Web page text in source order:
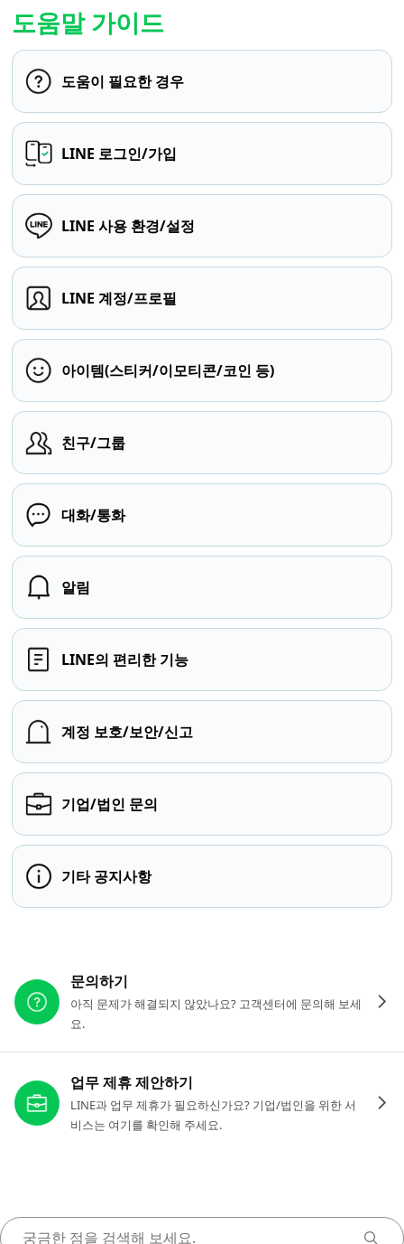
도움말 가이드
도움이 필요한 경우
LINE 로그인/가입
LINE 사용 환경/설정
LINE 계정/프로필
아이템(스티커/이모티콘/코인 등)
친구/그룹
대화/통화
알림
LINE의 편리한 기능
계정 보호/보안/신고
기업/법인 문의
기타 공지사항
문의하기
아직 문제가 해결되지 않았나요? 고객센터에 문의해 보세
요.
업무 제휴 제안하기
LINE과 업무 제휴가 필요하신가요? 기업/법인을 위한 서
비스는 여기를 확인해 주세요.